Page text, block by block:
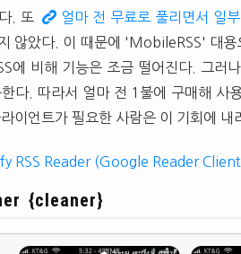
. 또
얼마 전 무료로 풀리면서 일
않았다. 이 때문에 'MobileRSS' 대
에 비해 기능은 조금 떨어진다. 그러
다. 따라서 얼마 전 1불에 구매해 사
이언트가 필요한 사람은 이 기회에 내
RSS Reader (Google Reader
{cleaner}